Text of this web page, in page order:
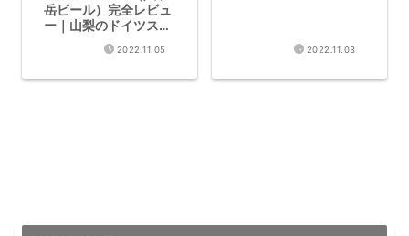
岳ビール）完全レビュ
ー｜山梨のドイツスタ
イルラガー醸造所
【2026年版】2022.11.05 2022.11.03